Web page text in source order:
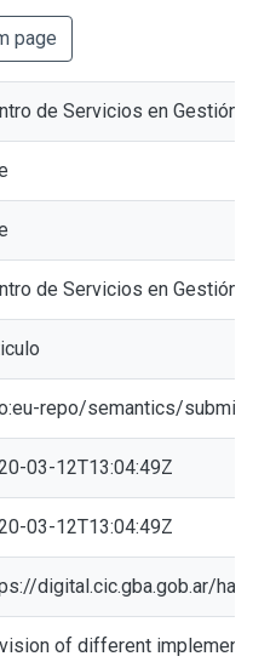
page
de Servicios en Gestión
de Servicios en Gestión
repo/semantics/
03-12T13:04:49Z
03-12T13:04:49Z
digital.cic.gba.gob.ar/
of different